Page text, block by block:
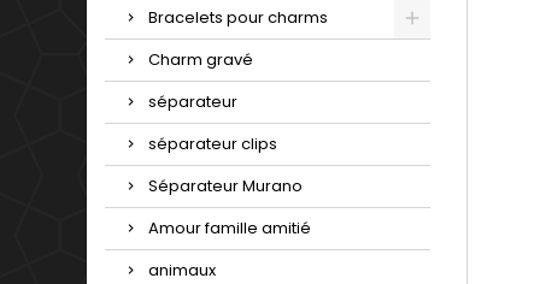
Bracelets pour charms
Charm gravé
séparateur
séparateur clips
Séparateur Murano
Amour famille amitié
animaux